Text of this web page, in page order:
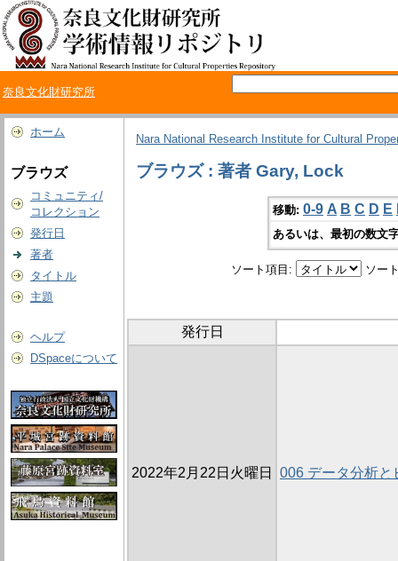
奈良文化財研究所
ホーム
ブラウズ
コミュニティ/
コレクション
発行日
著者
タイトル
主題
ヘルプ
DSpaceについて
Nara National Research Institute for Cultural
ブラウズ : 著者 Gary, Lock
移動: 0-9 A B C D E
あるいは、最初の数文
ソート項目: ソー
発行日
2022年2月22日火曜日 006 データ分析と